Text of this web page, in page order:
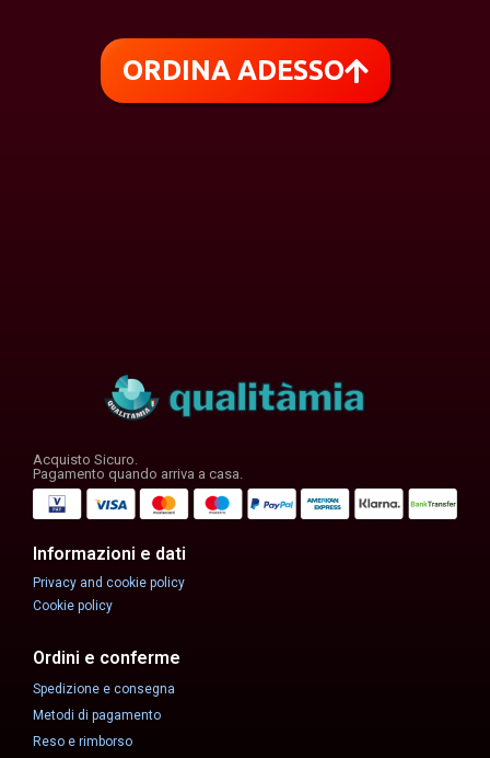
ORDINA ADESSO
Acquisto Sicuro.
Pagamento quando arriva a casa.
Informazioni e dati
Privacy and cookie policy
Cookie policy
Ordini e conferme
Spedizione e consegna
Metodi di pagamento
Reso e rimborso